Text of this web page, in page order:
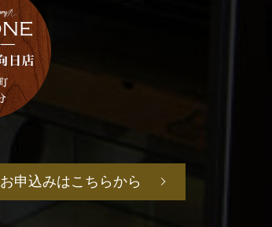
お申込みはこちらから